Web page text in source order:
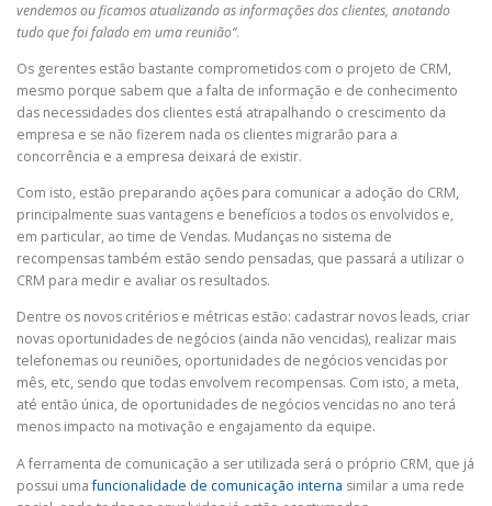
vendemos ou ficamos atualizando as informações dos clientes, anotando
tudo que foi falado em uma reunião”.
Os gerentes estão bastante comprometidos com o projeto de CRM,
mesmo porque sabem que a falta de informação e de conhecimento
das necessidades dos clientes está atrapalhando o crescimento da
empresa e se não fizerem nada os clientes migrarão para a
concorrência e a empresa deixará de existir.
Com isto, estão preparando ações para comunicar a adoção do CRM,
principalmente suas vantagens e benefícios a todos os envolvidos e,
em particular, ao time de Vendas. Mudanças no sistema de
recompensas também estão sendo pensadas, que passará a utilizar o
CRM para medir e avaliar os resultados.
Dentre os novos critérios e métricas estão: cadastrar novos leads, criar
novas oportunidades de negócios (ainda não vencidas), realizar mais
telefonemas ou reuniões, oportunidades de negócios vencidas por
mês, etc, sendo que todas envolvem recompensas. Com isto, a meta,
até então única, de oportunidades de negócios vencidas no ano terá
menos impacto na motivação e engajamento da equipe.
A ferramenta de comunicação a ser utilizada será o próprio CRM, que já
possui umafuncionalidade de comunicação interna similar a uma rede